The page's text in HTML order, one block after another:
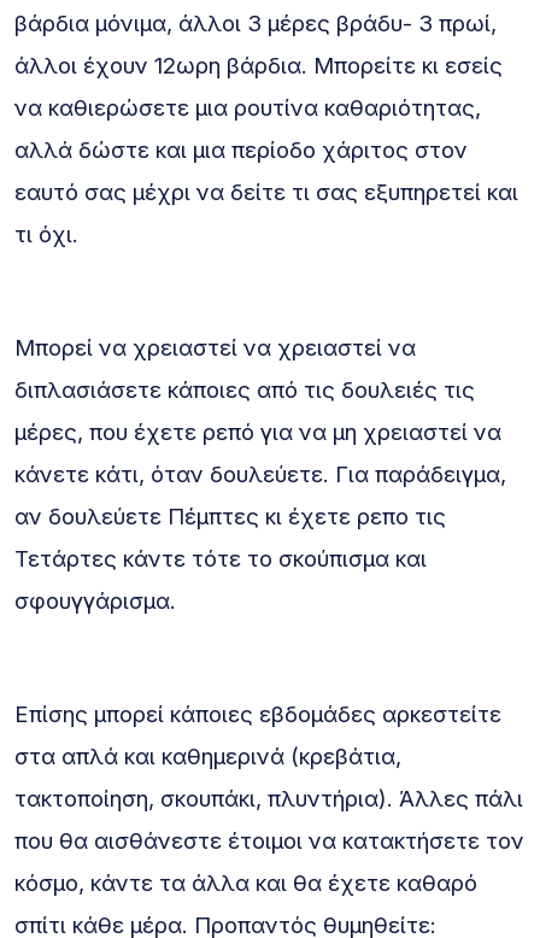
βάρδια μόνιμα, άλλοι 3 μέρες βράδυ- 3 πρωί,
άλλοι έχουν 12ωρη βάρδια. Μπορείτε κι εσείς
να καθιερώσετε μια ρουτίνα καθαριότητας,
αλλά δώστε και μια περίοδο χάριτος στον
εαυτό σας μέχρι να δείτε τι σας εξυπηρετεί και
τι όχι.
Μπορεί να χρειαστεί να χρειαστεί να
διπλασιάσετε κάποιες από τις δουλειές τις
μέρες, που έχετε ρεπό για να μη χρειαστεί να
κάνετε κάτι, όταν δουλεύετε. Για παράδειγμα,
αν δουλεύετε Πέμπτες κι έχετε ρεπο τις
Τετάρτες κάντε τότε το σκούπισμα και
σφουγγάρισμα.
Επίσης μπορεί κάποιες εβδομάδες αρκεστείτε
στα απλά και καθημερινά (κρεβάτια,
τακτοποίηση, σκουπάκι, πλυντήρια). Άλλες πάλι
που θα αισθάνεστε έτοιμοι να κατακτήσετε τον
κόσμο, κάντε τα άλλα και θα έχετε καθαρό
σπίτι κάθε μέρα. Προπαντός θυμηθείτε: